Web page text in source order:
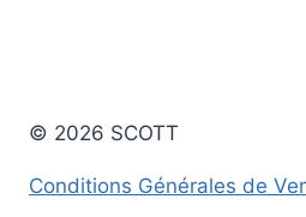
© 2026 SCOTT
Conditions Générales de